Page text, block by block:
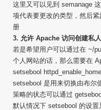
这里又可以见到 semanage
项代表要更改的类型，然后
册
3. 允许 Apache 访问创建私
若是希望用户可以通过在 ~/
个人网站的话，那么需要在
setsebool
setsebool 是用来切换由布尔
策略的状态可以通过
默认情况下 setsebool 的设